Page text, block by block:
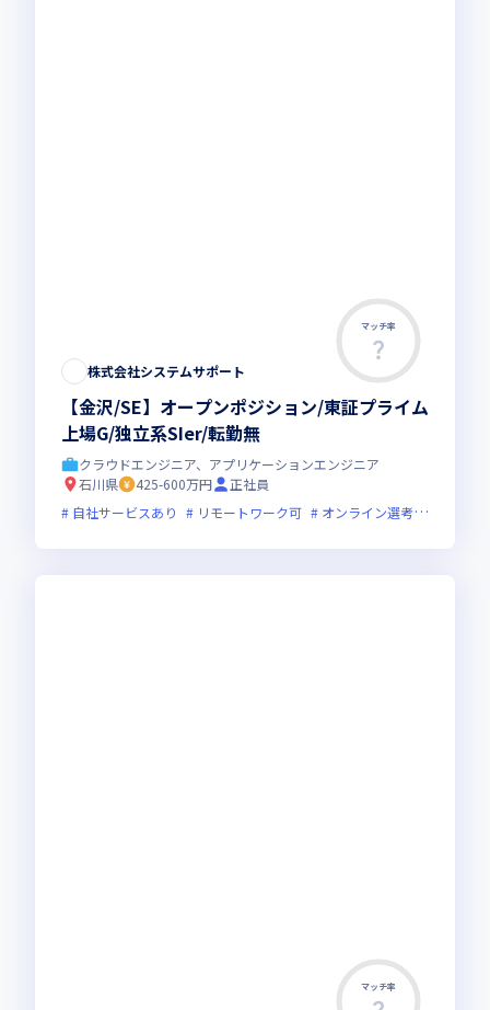
マッチ率
株式会社システムサポート
【金沢/SE】オープンポジション/東証プライム
上場G/独立系SIer/転勤無
クラウドエンジニア、アプリケーションエンジニア
石川県
425-600万円
正社員
自社サービスあり
リモートワーク可 オンライン選考可
マッチ率